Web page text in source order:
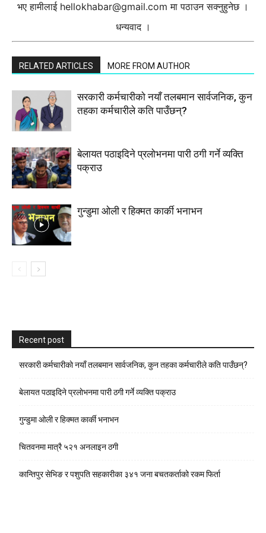
भए हामीलाई hellokhabar@gmail.com मा पठाउन सक्नुहुनेछ ।
धन्यवाद ।
RELATED ARTICLES MORE FROM AUTHOR
सरकारी कर्मचारीकाे नयाँ तलबमान सार्वजनिक, कुन
तहका कर्मचारीले कति पाउँछन्?
बेलायत पठाइदिने प्रलाेभनमा पारी ठगी गर्ने व्यक्ति
पक्राउ
गुन्डुमा ओली र हिक्मत कार्की भनाभन
Recent post
सरकारी कर्मचारीकाे नयाँ तलबमान सार्वजनिक, कुन तहका कर्मचारीले कति पाउँछन्?
बेलायत पठाइदिने प्रलाेभनमा पारी ठगी गर्ने व्यक्ति पक्राउ
गुन्डुमा ओली र हिक्मत कार्की भनाभन
चितवनमा मात्रै ५२१ अनलाइन ठगी
कान्तिपुर सेभिङ र पशुपति सहकारीका ३४१ जना बचतकर्ताको रकम फिर्ता